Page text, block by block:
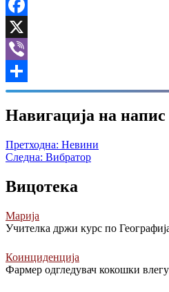
Facebook
X
Viber
Share
Навигација на напис
Претходна: Невини
Следна: Вибратор
Вицотека
Марија
Учителка држи курс по
Коинциденција
Фармер одгледувач кокошки